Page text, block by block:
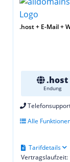
.host + E-Mail +
.host
Endung
Alle
Vertragslaufzeit:
Tarifdetails